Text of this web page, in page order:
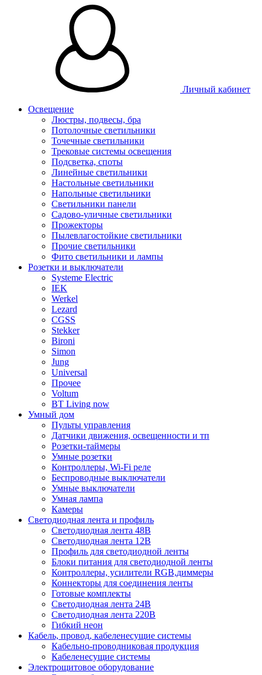
Личный кабинет
Освещение
Люстры, подвесы, бра
Потолочные светильники
Точечные светильники
Трековые системы освещения
Подсветка, споты
Линейные светильники
Настольные светильники
Напольные светильники
Светильники панели
Садово-уличные светильники
Прожекторы
Пылевлагостойкие светильники
Прочие светильники
Фито светильники и лампы
Розетки и выключатели
Systeme Electric
IEK
Werkel
Lezard
CGSS
Stekker
Bironi
Simon
Jung
Universal
Прочее
Voltum
BT Living now
Умный дом
Пульты управления
Датчики движения, освещенности и тп
Розетки-таймеры
Умные розетки
Контроллеры, Wi-Fi реле
Беспроводные выключатели
Умные выключатели
Умная лампа
Камеры
Светодиодная лента и профиль
Светодиодная лента 48В
Светодиодная лента 12В
Профиль для светодиодной ленты
Блоки питания для светодиодной ленты
Контроллеры, усилители RGB,диммеры
Коннекторы для соединения ленты
Готовые комплекты
Светодиодная лента 24В
Светодиодная лента 220В
Гибкий неон
Кабель, провод, кабеленесущие системы
Кабельно-проводниковая продукция
Кабеленесущие системы
Электрощитовое оборудование